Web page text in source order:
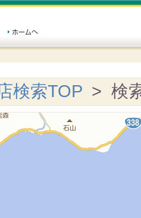
検索TOP > 検